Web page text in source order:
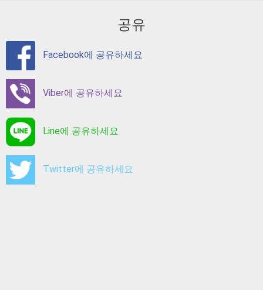
공유
Facebook에 공유하세요
Viber에 공유하세요
Line에 공유하세요
Twitter에 공유하세요